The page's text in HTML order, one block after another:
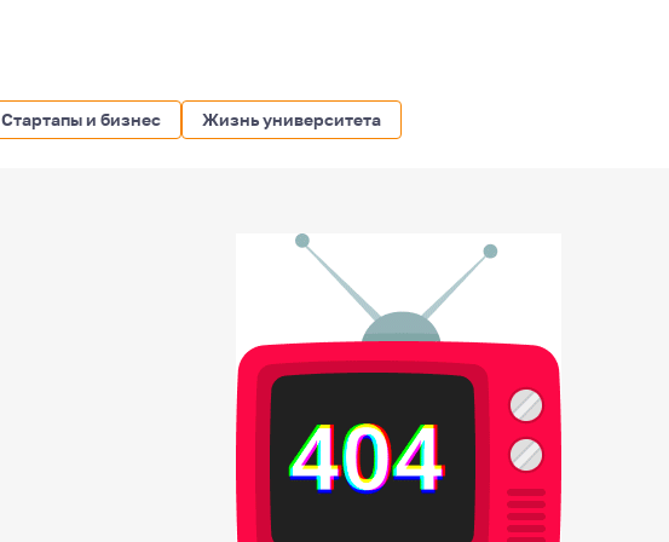
Стартапы и бизнес Жизнь университета